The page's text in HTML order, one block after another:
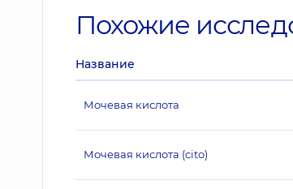
Похожие
Название
Мочевая кислота
Мочевая кислота (cito)